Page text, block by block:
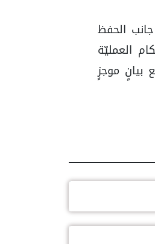
الحفظ
العمليّة
بيانٍ موجزٍ